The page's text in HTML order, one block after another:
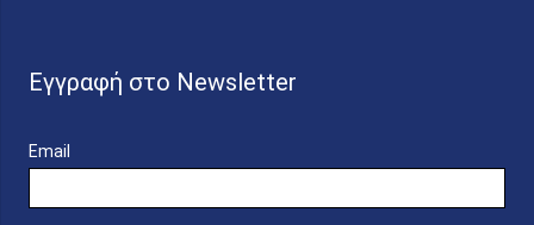
Εγγραφή στο Newsletter
Email